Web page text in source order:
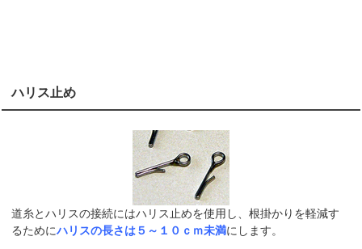
ハリス止め
道糸とハリスの接続にはハリス止めを使用し、根掛かりを軽減す
るためにハリスの長さは５～１０ｃｍ未満にします。